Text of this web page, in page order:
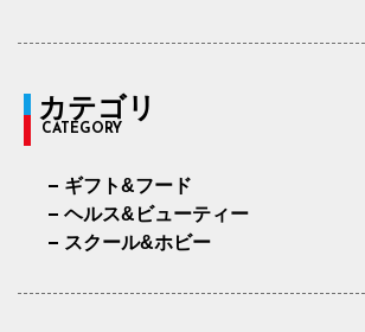
カテゴリ
CATEGORY
ギフト&フード
ヘルス&ビューティー
スクール&ホビー